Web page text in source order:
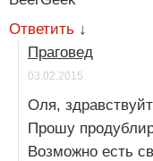
Ответить ↓
Праговед
03.02.2015
Оля,
Прошу
Возможно есть